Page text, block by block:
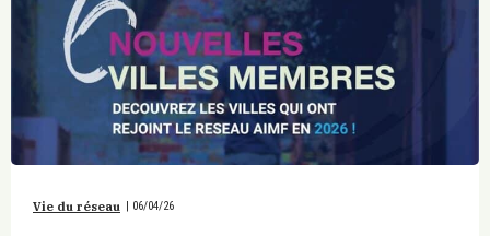
Vie du réseau | 06/04/26